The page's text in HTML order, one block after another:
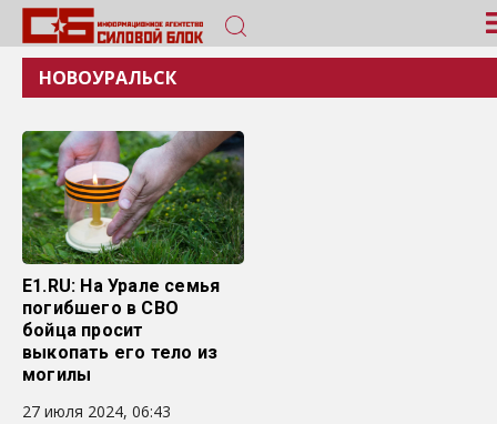
НОВОУРАЛЬСК
E1.RU: На Урале семья
погибшего в СВО
бойца просит
выкопать его тело из
могилы
27 июля 2024, 06:43